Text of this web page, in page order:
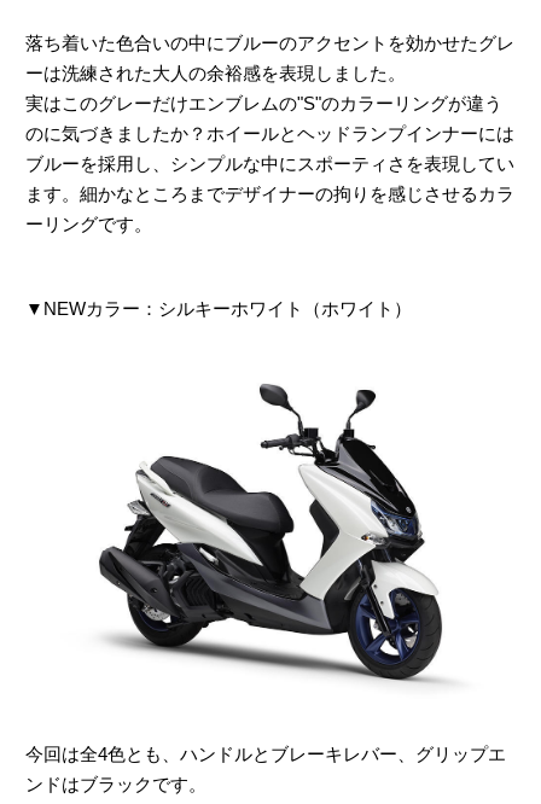
落ち着いた色合いの中にブルーのアクセントを効かせたグレ
ーは洗練された大人の余裕感を表現しました。
実はこのグレーだけエンブレムの"S"のカラーリングが違う
のに気づきましたか？ホイールとヘッドランプインナーには
ブルーを採用し、シンプルな中にスポーティさを表現してい
ます。細かなところまでデザイナーの拘りを感じさせるカラ
ーリングです。
▼NEWカラー：シルキーホワイト（ホワイト）
今回は全4色とも、ハンドルとブレーキレバー、グリップエ
ンドはブラックです。